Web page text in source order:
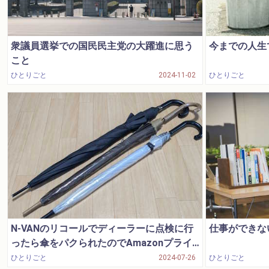
衆議員選挙での国民民主党の大躍進に思う
こと
ひとりごと 2024-11-02
今までの人
ひとりごと
N-VANのリコールでディーラーに点検に行
ったら傘をパクられたのでAmazonプライ
ムセールでセール外の傘を買ったった
ひとりごと 2024-07-26
仕事ができ
ひとりごと